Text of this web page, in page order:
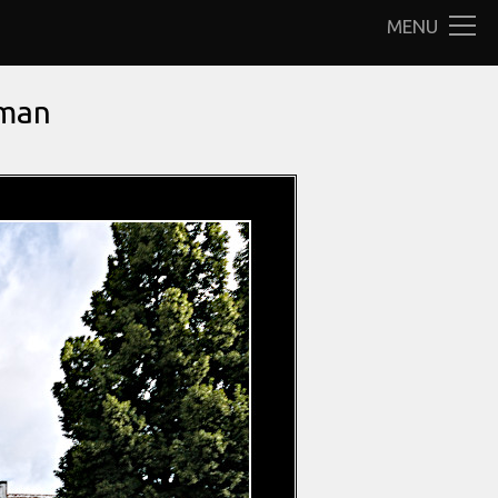
MENU